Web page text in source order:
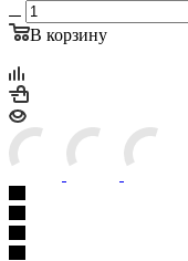
В корзину